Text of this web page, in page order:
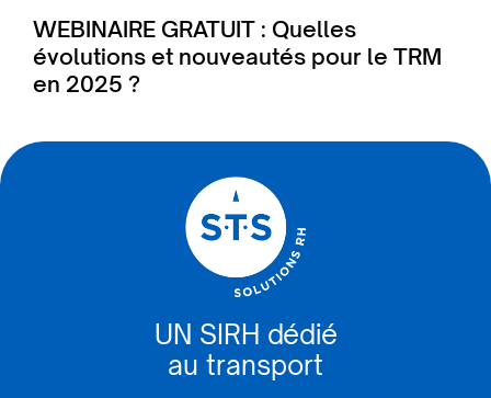
WEBINAIRE GRATUIT : Quelles
évolutions et nouveautés pour le TRM
en 2025 ?
UN SIRH dédié
au transport